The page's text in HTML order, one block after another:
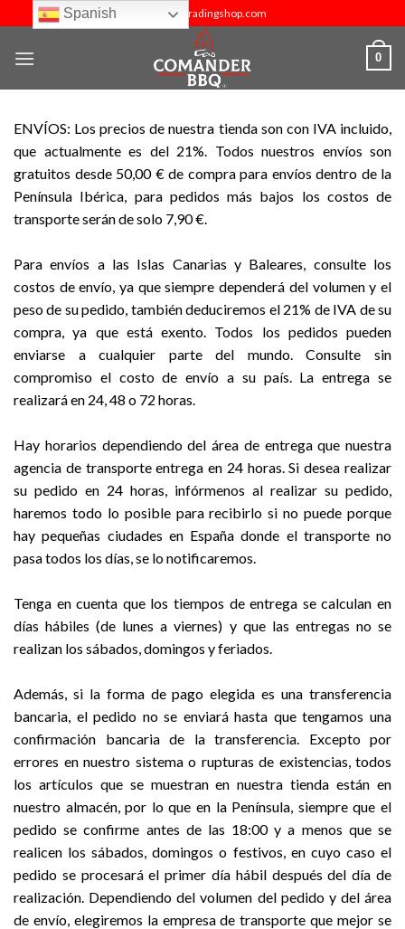
content
info@budtradingshop.com
0
ENVÍOS: Los precios de nuestra tienda son con IVA incluido,
que actualmente es del 21%. Todos nuestros envíos son
gratuitos desde 50,00 € de compra para envíos dentro de la
Península Ibérica, para pedidos más bajos los costos de
transporte serán de solo 7,90 €.
Para envíos a las Islas Canarias y Baleares, consulte los
costos de envío, ya que siempre dependerá del volumen y el
peso de su pedido, también deduciremos el 21% de IVA de su
compra, ya que está exento. Todos los pedidos pueden
enviarse a cualquier parte del mundo. Consulte sin
compromiso el costo de envío a su país. La entrega se
realizará en 24, 48 o 72 horas.
Hay horarios dependiendo del área de entrega que nuestra
agencia de transporte entrega en 24 horas. Si desea realizar
su pedido en 24 horas, infórmenos al realizar su pedido,
haremos todo lo posible para recibirlo si no puede porque
hay pequeñas ciudades en España donde el transporte no
pasa todos los días, se lo notificaremos.
Tenga en cuenta que los tiempos de entrega se calculan en
días hábiles (de lunes a viernes) y que las entregas no se
realizan los sábados, domingos y feriados.
Además, si la forma de pago elegida es una transferencia
bancaria, el pedido no se enviará hasta que tengamos una
confirmación bancaria de la transferencia. Excepto por
errores en nuestro sistema o rupturas de existencias, todos
los artículos que se muestran en nuestra tienda están en
nuestro almacén, por lo que en la Península, siempre que el
pedido se confirme antes de las 18:00 y a menos que se
realicen los sábados, domingos o festivos, en cuyo caso el
pedido se procesará el primer día hábil después del día de
realización. Dependiendo del volumen del pedido y del área
de envío, elegiremos la empresa de transporte que mejor se
Spanish